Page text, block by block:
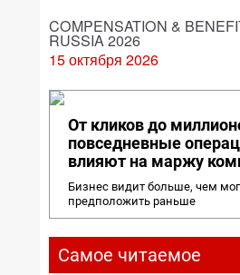
COMPENSATION &
RUSSIA 2026
15 октября 2026
От кликов до
повседневные
влияют на маржу
Бизнес видит больше, чем мог
предположить раньше
Самое читаемое